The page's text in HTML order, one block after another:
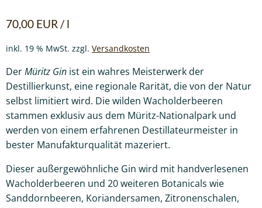
70,00 EUR / l
inkl. 19 % MwSt. zzgl. Versandkosten
DerMüritz Gin ist ein wahres Meisterwerk der
Destillierkunst, eine regionale Rarität, die von der Natur
selbst limitiert wird. Die wilden Wacholderbeeren
stammen exklusiv aus dem Müritz-Nationalpark und
werden von einem erfahrenen Destillateurmeister in
bester Manufakturqualität mazeriert.
Dieser außergewöhnliche Gin wird mit handverlesenen
Wacholderbeeren und 20 weiteren Botanicals wie
Sanddornbeeren, Koriandersamen, Zitronenschalen,